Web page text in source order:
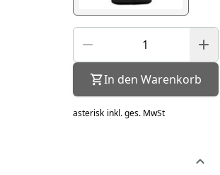
In den Warenkorb
asterisk inkl. ges. MwSt